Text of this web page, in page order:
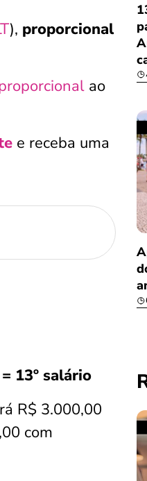
), proporcional
ao
e receba uma
13º salário
R$ 3.000,00
com